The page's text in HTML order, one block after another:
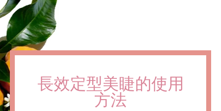
長效定型美睫的使用
方法